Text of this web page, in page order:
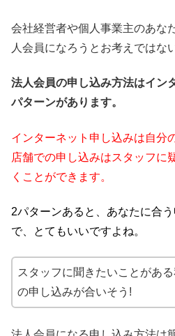
会社経営者や個人事業主のあな
人会員になろうとお考えではな
法人会員の申し込み方法はイン
パターンがあります。
インターネット申し込みは自分
店舗での申し込みはスタッフに
くことができます。
2パターンあると、あなたに合
で、とてもいいですよね。
スタッフに聞きたいことがあ
の申し込みが合いそう!